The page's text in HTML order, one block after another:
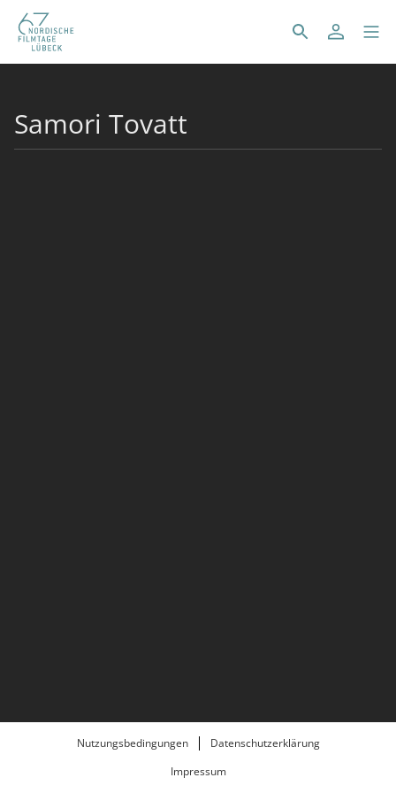
Samori Tovatt
Nutzungsbedingungen
Datenschutzerklärung
Impressum